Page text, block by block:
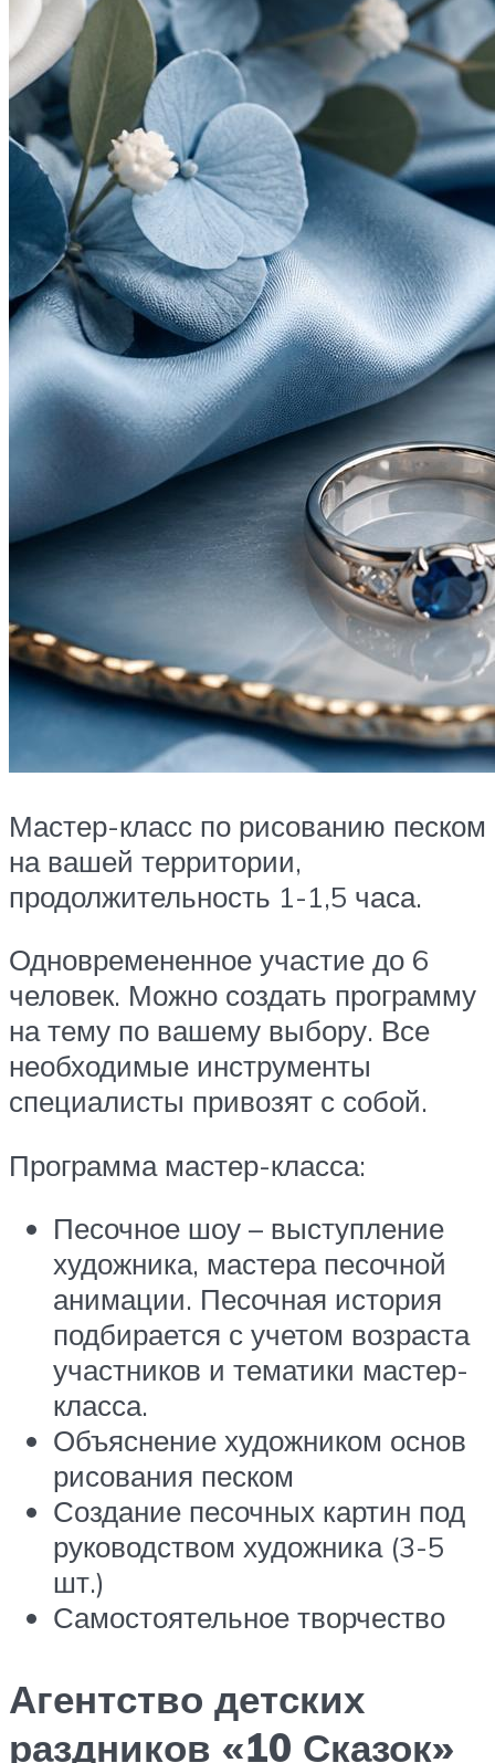
Мастер-класс по рисованию песком
на вашей территории,
продолжительность 1-1,5 часа.
Одновремененное участие до 6
человек. Можно создать программу
на тему по вашему выбору. Все
необходимые инструменты
специалисты привозят с собой.
Программа мастер-класса:
Песочное шоу – выступление
художника, мастера песочной
анимации. Песочная история
подбирается с учетом возраста
участников и тематики мастер-
класса.
Объяснение художником основ
рисования песком
Создание песочных картин под
руководством художника (3-5
шт.)
Самостоятельное творчество
Агентство детских
раздников «10 Сказок»